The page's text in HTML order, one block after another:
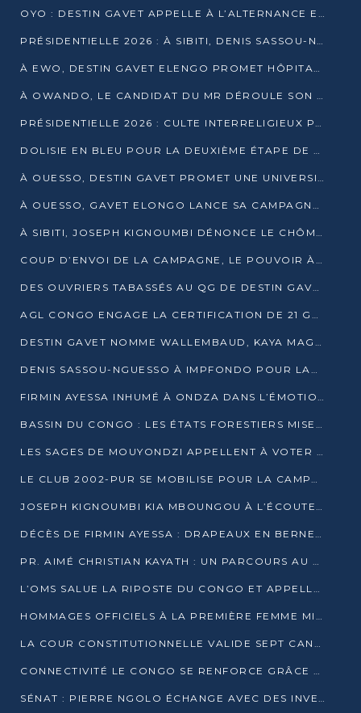
OYO : DESTIN GAVET APPELLE À L’ALTERNANCE ET À LA RESPONSABILITÉ DE LA JEUNESSE
PRÉSIDENTIELLE 2026 : À SIBITI, DENIS SASSOU-N’GUESSO PARIE SUR LES RESSOURCES DE LA LEKOUMOU
À EWO, DESTIN GAVET ELENGO PROMET HÔPITAL, CHEMIN DE FER ET AUDIT DES FINANCES PUBLIQUES
À OWANDO, LE CANDIDAT DU MR DÉROULE SON PROGRAMME DE “CHANGEMENT”
PRÉSIDENTIELLE 2026 : CULTE INTERRELIGIEUX POUR LA PAIX À OUENZÉ
DOLISIE EN BLEU POUR LA DEUXIÈME ÉTAPE DE CAMPAGNE DE DSN
À OUESSO, DESTIN GAVET PROMET UNE UNIVERSITÉ POUR LA SANGHA
À OUESSO, GAVET ELONGO LANCE SA CAMPAGNE SOUS LE SIGNE DU RENOUVEAU
À SIBITI, JOSEPH KIGNOUMBI DÉNONCE LE CHÔMAGE ET LES DÉFAILLANCES DE L’ÉTAT
COUP D’ENVOI DE LA CAMPAGNE, LE POUVOIR À POINTE-NOIRE, L’OPPOSITION À OUESSO ET SIBITI
DES OUVRIERS TABASSÉS AU QG DE DESTIN GAVET À 24 HEURES DE L’OUVERTURE DE LA CAMPAGNE
AGL CONGO ENGAGE LA CERTIFICATION DE 21 GRUTIERS AUX NORMES INTERNATIONALES
DESTIN GAVET NOMME WALLEMBAUD, KAYA MAGANE, BOUDZIKA ET MBOUSSA-ELLAH AUX COMMANDES DE SA CAMPAGNE
DENIS SASSOU-NGUESSO À IMPFONDO POUR LANCER LE CORRIDOR 13
FIRMIN AYESSA INHUMÉ À ONDZA DANS L’ÉMOTION ET LE RECUEILLEMENT
BASSIN DU CONGO : LES ÉTATS FORESTIERS MISENT SUR LES MARCHÉS CARBONE
LES SAGES DE MOUYONDZI APPELLENT À VOTER DENIS SASSOU-NGUESSO
LE CLUB 2002-PUR SE MOBILISE POUR LA CAMPAGNE
JOSEPH KIGNOUMBI KIA MBOUNGOU À L’ÉCOUTE DE TALANGAÏ
DÉCÈS DE FIRMIN AYESSA : DRAPEAUX EN BERNE LUNDI
PR. AIMÉ CHRISTIAN KAYATH : UN PARCOURS AU SERVICE DE LA RECHERCHE ET DE L’INNOVATION
L’OMS SALUE LA RIPOSTE DU CONGO ET APPELLE À DES RÉFORMES DURABLES
HOMMAGES OFFICIELS À LA PREMIÈRE FEMME MINISTRE DU CONGO
LA COUR CONSTITUTIONNELLE VALIDE SEPT CANDIDATURES POUR LA PRÉSIDENTIELLE
CONNECTIVITÉ LE CONGO SE RENFORCE GRÂCE AU CÂBLE 2AFRICA
SÉNAT : PIERRE NGOLO ÉCHANGE AVEC DES INVESTISSEURS DU NUMÉRIQUE